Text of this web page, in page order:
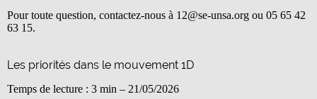
Pour toute question, contactez-nous à 12@se-unsa.org ou 05 65 42
63 15.
Les priorités dans le mouvement 1D
Temps de lecture : 3 min – 21/05/2026